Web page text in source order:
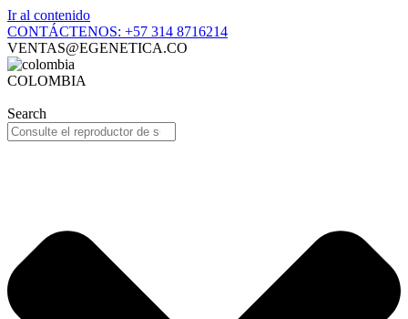
Ir al contenido
CONTÁCTENOS: +57 314 8716214
VENTAS@EGENETICA.CO
COLOMBIA
Search